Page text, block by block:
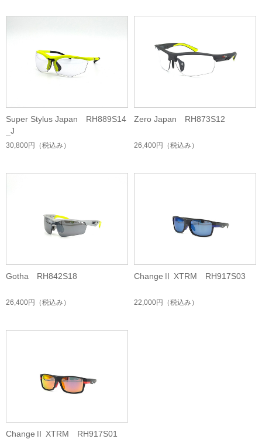
Super Stylus Japan RH889S14
_J
30,800円 （税込み）
Zero Japan RH873S12
26,400円 （税込み）
Gotha RH842S18
26,400円 （税込み）
ChangeⅡ XTRM RH917S03
22,000円 （税込み）
ChangeⅡ XTRM RH917S01